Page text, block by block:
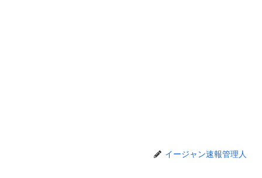
イージャン速報管理人